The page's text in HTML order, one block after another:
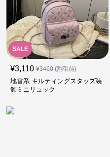
SALE
¥3,110 ¥3460(割引前)
地雷系 キルティングスタッズ装
飾ミニリュック